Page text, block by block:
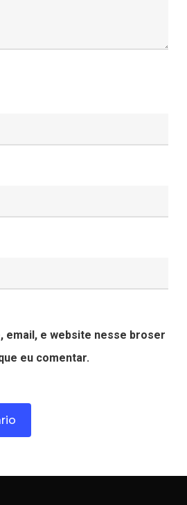
email, e website nesse broser
eu comentar.